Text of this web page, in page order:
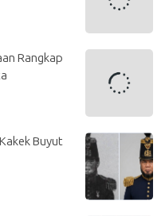
Rangkap
Buyut